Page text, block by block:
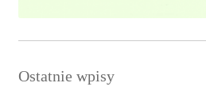
Ostatnie wpisy